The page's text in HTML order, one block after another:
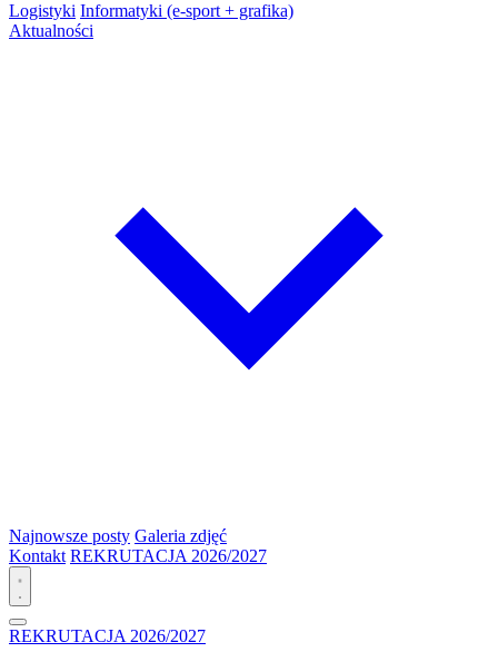
Logistyki Informatyki (e-sport + grafika)
Aktualności
Najnowsze posty Galeria zdjęć
Kontakt REKRUTACJA 2026/2027
REKRUTACJA 2026/2027